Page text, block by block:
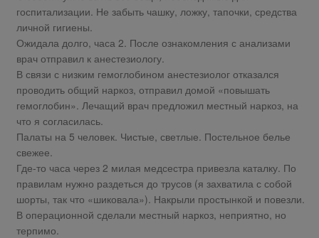
госпитализации. Не забыть чашку, ложку, тапочки, средства
личной гигиены.
Ожидала долго, часа 2. После ознакомления с анализами
врач отправил к анестезиологу.
В связи с низким гемоглобином анестезиолог отказался
проводить общий наркоз, отправил домой «повышать
гемоглобин». Лечащий врач предложил местный наркоз, на
что я согласилась.
Палаты на 5 человек. Чистые, светлые. Постельное белье
свежее.
Где-то часа через 2 милая медсестра привезла каталку. По
правилам нужно раздеться до трусов (я захватила с собой
шорты, так что «шиковала»). Накрыли простынкой и повезли.
В операционной сделали местный наркоз, неприятно, но
терпимо.